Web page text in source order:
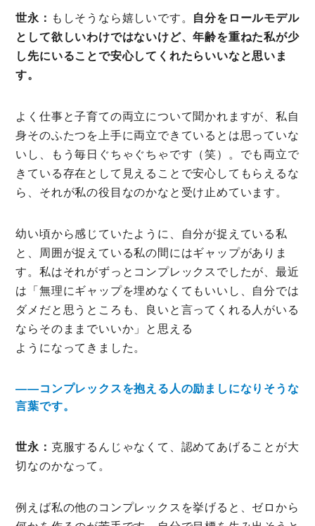
世永： もしそうなら嬉しいです。 自分をロールモデル
として欲しいわけではないけど、年齢を重ねた私が少
し先にいることで安心してくれたらいいなと思いま
す。
よく仕事と子育ての両立について聞かれますが、私自
身そのふたつを上手に両立できているとは思っていな
いし、もう毎日ぐちゃぐちゃです（笑）。でも両立で
きている存在として見えることで安心してもらえるな
ら、それが私の役目なのかなと受け止めています。
幼い頃から感じていたように、自分が捉えている私
と、周囲が捉えている私の間にはギャップがありま
す。私はそれがずっとコンプレックスでしたが、最近
は「無理にギャップを埋めなくてもいいし、自分では
ダメだと思うところも、良いと言ってくれる人がいる
ならそのままでいいか」と思える
ようになってきました。
――コンプレックスを抱える人の励ましになりそうな
言葉です。
世永： 克服するんじゃなくて、認めてあげることが大
切なのかなって。
例えば私の他のコンプレックスを挙げると、ゼロから